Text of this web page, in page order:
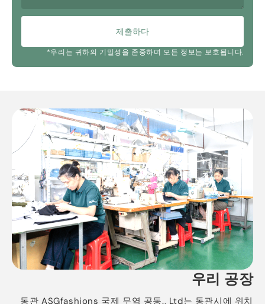
제출하다
*우리는 귀하의 기밀성을 존중하며 모든 정보는 보호됩니다.
우리 공장
동관 ASGfashions 국제 무역 공동., Ltd는 동관시에 위치